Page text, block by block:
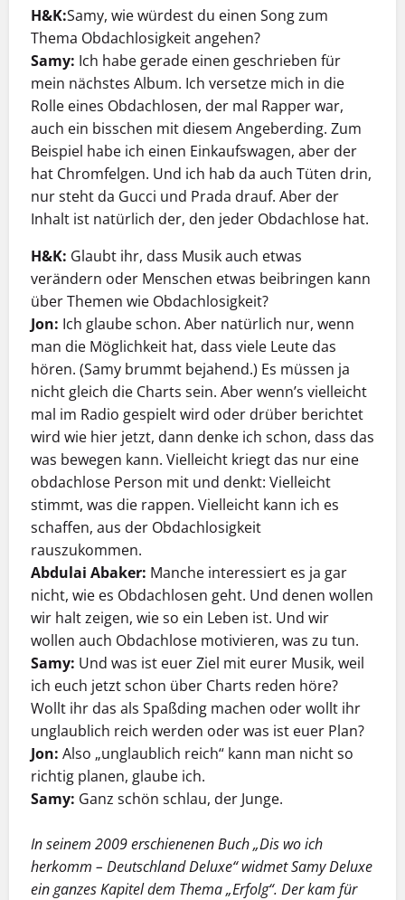
H&K:Samy, wie würdest du einen Song zum
Thema Obdachlosigkeit angehen?
Samy: Ich habe gerade einen geschrieben für
mein nächstes Album. Ich versetze mich in die
Rolle eines Obdachlosen, der mal Rapper war,
auch ein bisschen mit diesem Angeberding. Zum
Beispiel habe ich einen Einkaufswagen, aber der
hat Chromfelgen. Und ich hab da auch Tüten drin,
nur steht da Gucci und Prada drauf. Aber der
Inhalt ist natürlich der, den jeder Obdachlose hat.
H&K: Glaubt ihr, dass Musik auch etwas
verändern oder Menschen etwas beibringen kann
über Themen wie Obdachlosigkeit?
Jon: Ich glaube schon. Aber natürlich nur, wenn
man die Möglichkeit hat, dass viele Leute das
hören. (Samy brummt bejahend.) Es müssen ja
nicht gleich die Charts sein. Aber wenn’s vielleicht
mal im Radio gespielt wird oder drüber berichtet
wird wie hier jetzt, dann denke ich schon, dass das
was bewegen kann. Vielleicht kriegt das nur eine
obdachlose Person mit und denkt: Vielleicht
stimmt, was die rappen. Vielleicht kann ich es
schaffen, aus der Obdachlosigkeit
rauszukommen.
Abdulai Abaker: Manche interessiert es ja gar
nicht, wie es Obdachlosen geht. Und denen wollen
wir halt zeigen, wie so ein Leben ist. Und wir
wollen auch Obdachlose motivieren, was zu tun.
Samy: Und was ist euer Ziel mit eurer Musik, weil
ich euch jetzt schon über Charts reden höre?
Wollt ihr das als Spaßding machen oder wollt ihr
unglaublich reich werden oder was ist euer Plan?
Jon: Also „unglaublich reich“ kann man nicht so
richtig planen, glaube ich.
Samy: Ganz schön schlau, der Junge.
In seinem 2009 erschienenen Buch „Dis wo ich
herkomm – Deutschland Deluxe“ widmet Samy Deluxe
ein ganzes Kapitel dem Thema „Erfolg“. Der kam für